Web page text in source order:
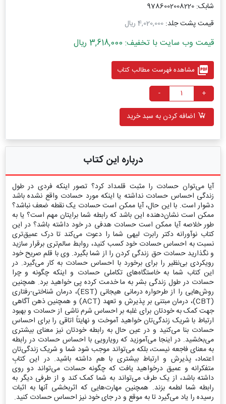
شابک: 9786002008220
قیمت پشت جلد: 4,020,000 ریال
قیمت وب سایت با تخفیف: 3,618,000 ریال
picture_as_pdf مشاهده فهرست مطالب کتاب
+
-
اضافه کردن به سبد خرید
درباره این کتاب
آیا می‌توان حسادت را مثبت قلمداد کرد؟ تصور اینکه فردی در طول
زندگی احساس حسادت نداشته یا اینکه مورد حسادت واقع نشده باشد
دشوار است. با این حال، آیا ممکن است حسادت یک نقطه ضعف نباشد؟
ممکن است نشان‌دهنده این باشد که رابطه شما برایتان مهم است؟ یا به
طور خلاصه آیا ممکن است حسادت هدفی در خود داشته باشد؟ در این
کتاب نوآورانه دکتر رابرت لیهی شما را دعوت می‌کند تا درک عمیق‌تری
نسبت به احساس حسادت خود کسب کنید، روابط سالم‌تری برقرار سازید
و نگذارید حسادت حق زندگی کردن را از شما بگیرد. وی با قلم صریح خود
رویکردی بی‌نظیر را برای برخورد با احساس حسادت به کار می‌گیرد. در
این کتاب شما به خاستگاه‌های تکاملی حسادت و اینکه چگونه و چرا
حسادت در طول زندگی بشر به ما خدمت کرده پی خواهید برد. همچنین
روش‌هایی را از طرحواره درمانی هیجانی (EST)، درمان شناختی-رفتاری
(CBT)، درمان مبتنی بر پذیرش و تعهد (ACT) و همچنین ذهن آگاهی
جهت کمک به خودتان برای غلبه بر احساس شرم ناشی از حسادت و بهبود
ارتباط با شریک زندگی‌تان خواهید آموخت و نهایتاً اتاقی را برای احساس
حسادت بنا می‌کنید و در عین حال به رابطه خودتان نیز معنای بیشتری
می‌بخشید. در اینجا می‌آموزید که رویارویی با احساس حسادت در رابطه
به معنای فاجعه نیست، بلکه می‌تواند موجب شود شما و شریک زندگی‌تان
اعتماد، پذیرش و ارتباط بیشتری با هم داشته باشید. در این کتابِ
متفکرانه و عمیق درخواهید یافت که چگونه حسادت می‌تواند دو روی
داشته باشد، از یک طرف می‌تواند به شما کمک کند و از طرفی دیگر به
رابطه شما لطمه بزند. همچنین مهارت‌هایی که اثربخشی آنها به اثبات
رسیده را یاد می‌گیرد تا به موقع و در جای خود نیز احساس حسادت کنید.